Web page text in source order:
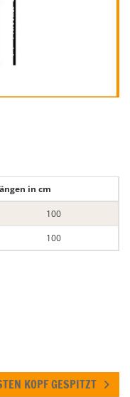
in cm
100
100
KOPF GESPITZT